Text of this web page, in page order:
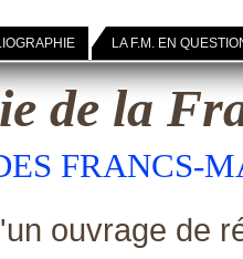
de la
FRANCS-
ouvrage de
LA F.M. EN